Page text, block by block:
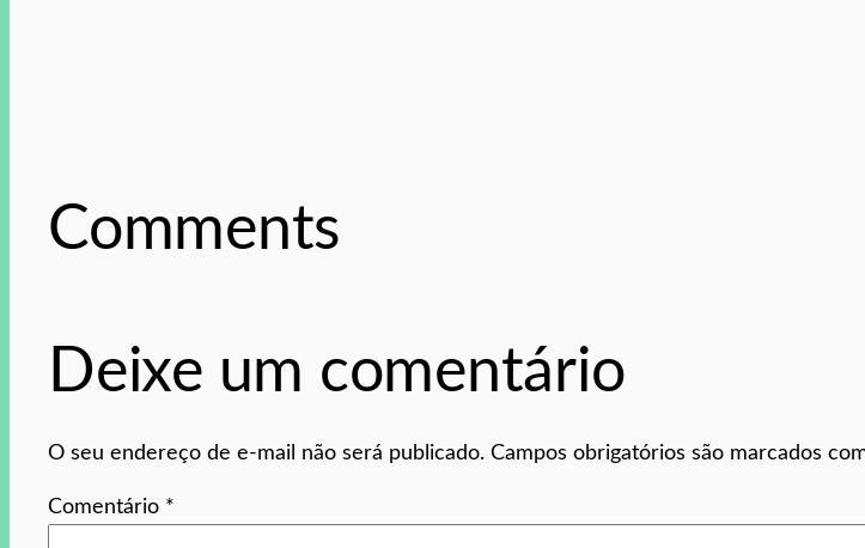
Comments
Deixe um comentário
O seu endereço de e-mail não será publicado. Campos obrigatórios são marcados
Comentário *